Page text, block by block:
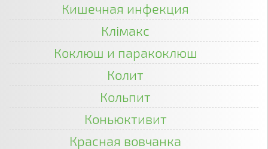
Кишечная инфекция
Клімакс
Коклюш и паракоклюш
Колит
Кольпит
Коньюктивит
Красная вовчанка